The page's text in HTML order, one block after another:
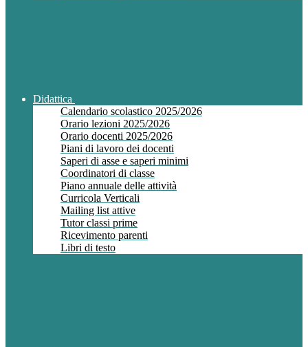
Didattica
Calendario scolastico 2025/2026
Orario lezioni 2025/2026
Orario docenti 2025/2026
Piani di lavoro dei docenti
Saperi di asse e saperi minimi
Coordinatori di classe
Piano annuale delle attività
Curricola Verticali
Mailing list attive
Tutor classi prime
Ricevimento parenti
Libri di testo